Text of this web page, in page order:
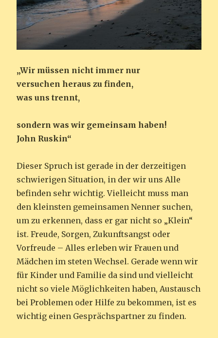
„Wir müssen nicht immer nur
versuchen heraus zu finden,
was uns trennt,
sondern was wir gemeinsam haben!
John Ruskin“
Dieser Spruch ist gerade in der derzeitigen
schwierigen Situation, in der wir uns Alle
befinden sehr wichtig. Vielleicht muss man
den kleinsten gemeinsamen Nenner suchen,
um zu erkennen, dass er gar nicht so „Klein“
ist. Freude, Sorgen, Zukunftsangst oder
Vorfreude – Alles erleben wir Frauen und
Mädchen im steten Wechsel. Gerade wenn wir
für Kinder und Familie da sind und vielleicht
nicht so viele Möglichkeiten haben, Austausch
bei Problemen oder Hilfe zu bekommen, ist es
wichtig einen Gesprächspartner zu finden.